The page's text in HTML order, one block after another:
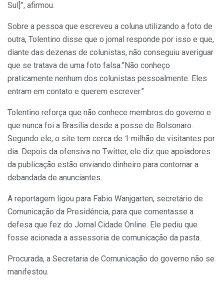
Sul]”, afirmou.
Sobre a pessoa que escreveu a coluna utilizando a foto de
outra, Tolentino disse que o jornal responde por isso e que,
diante das dezenas de colunistas, não conseguiu averiguar
que se tratava de uma foto falsa.”Não conheço
praticamente nenhum dos colunistas pessoalmente. Eles
entram em contato e querem escrever.”
Tolentino reforça que não conhece membros do governo e
que nunca foi a Brasília desde a posse de Bolsonaro.
Segundo ele, o site tem cerca de 1 milhão de visitantes por
dia. Depois da ofensiva no Twitter, ele diz que apoiadores
da publicação estão enviando dinheiro para contornar a
debandada de anunciantes.
A reportagem ligou para Fabio Wanjgarten, secretário de
Comunicação da Presidência, para que comentasse a
defesa que fez do Jornal Cidade Online. Ele pediu que
fosse acionada a assessoria de comunicação da pasta.
Procurada, a Secretaria de Comunicação do governo não se
manifestou.